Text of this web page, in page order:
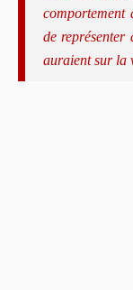
de représenter
auraient sur la